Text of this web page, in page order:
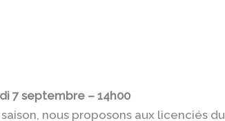
7 septembre – 14h00
nous proposons aux licenciés du